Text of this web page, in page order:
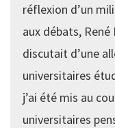
réflexion d’un
aux débats, René
discutait d’une
universitaires
j’ai été mis au
universitaires